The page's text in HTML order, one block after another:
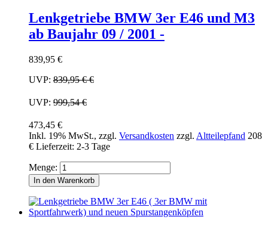
Lenkgetriebe BMW 3er E46 und M3
ab Baujahr 09 / 2001 -
839,95 €
UVP: 839,95 €€
UVP: 999,54 €
473,45 €
Inkl. 19% MwSt., zzgl. Versandkosten zzgl. Altteilepfand 208
€ Lieferzeit: 2-3 Tage
Menge:
In den Warenkorb